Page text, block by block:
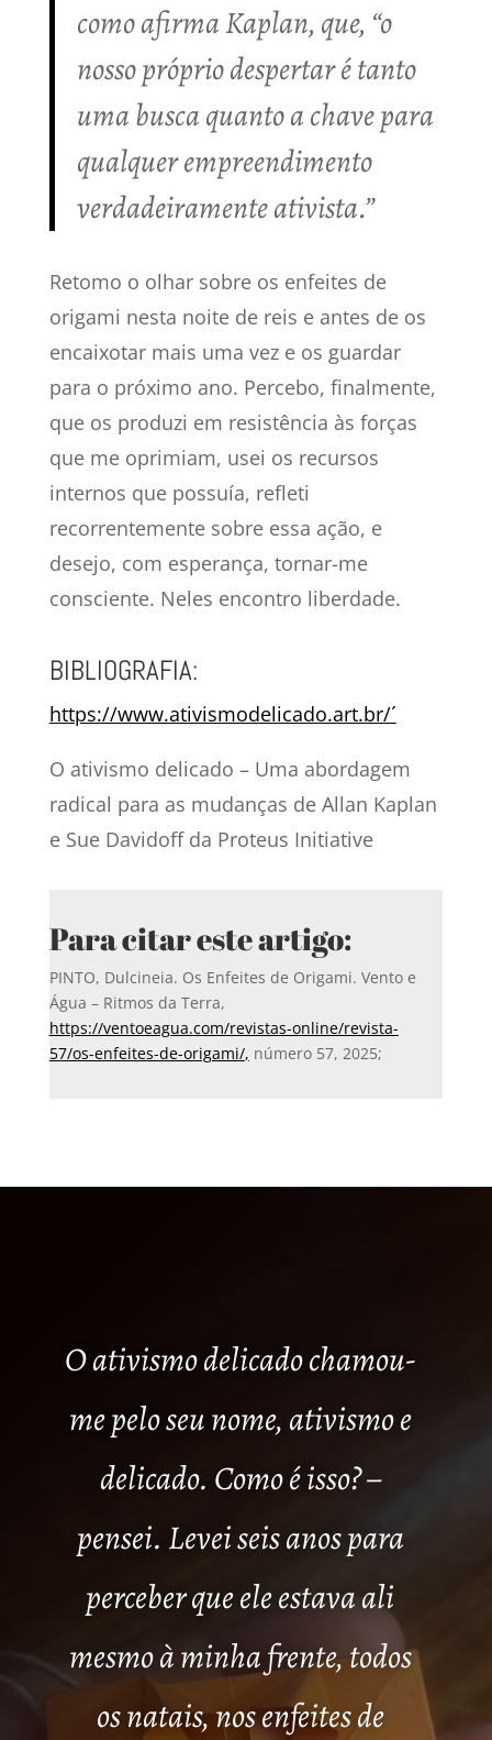
como afirma Kaplan, que, “o
nosso próprio despertar é tanto
uma busca quanto a chave para
qualquer empreendimento
verdadeiramente ativista.”
Retomo o olhar sobre os enfeites de
origami nesta noite de reis e antes de os
encaixotar mais uma vez e os guardar
para o próximo ano. Percebo, finalmente,
que os produzi em resistência às forças
que me oprimiam, usei os recursos
internos que possuía, refleti
recorrentemente sobre essa ação, e
desejo, com esperança, tornar-me
consciente. Neles encontro liberdade.
BIBLIOGRAFIA:
https://www.ativismodelicado.art.br/´
O ativismo delicado – Uma abordagem
radical para as mudanças de Allan Kaplan
e Sue Davidoff da Proteus Initiative
Para citar este artigo:
PINTO, Dulcineia. Os Enfeites de Origami. Vento e
Água – Ritmos da Terra,
https://ventoeagua.com/revistas-online/revista-
57/os-enfeites-de-origami/, número 57, 2025;
O ativismo delicado chamou-
me pelo seu nome, ativismo e
delicado. Como é isso? –
pensei. Levei seis anos para
perceber que ele estava ali
mesmo à minha frente, todos
os natais, nos enfeites de